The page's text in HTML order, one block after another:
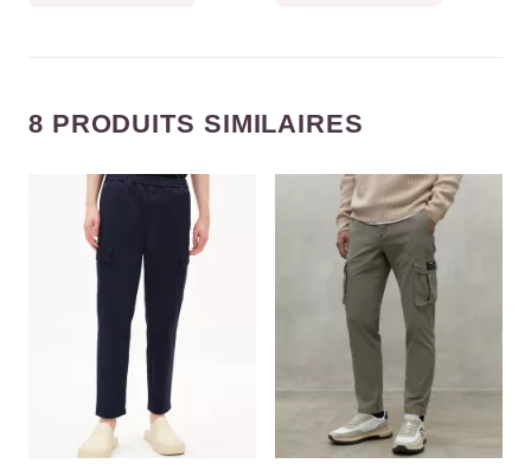
8 PRODUITS SIMILAIRES